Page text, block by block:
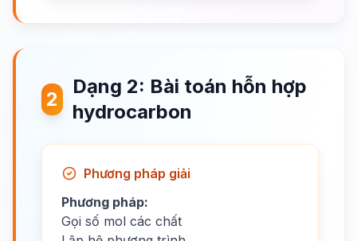
2
Dạng 2: Bài toán hỗn hợp
hydrocarbon
Phương pháp giải
Phương pháp:
Gọi số mol các chất